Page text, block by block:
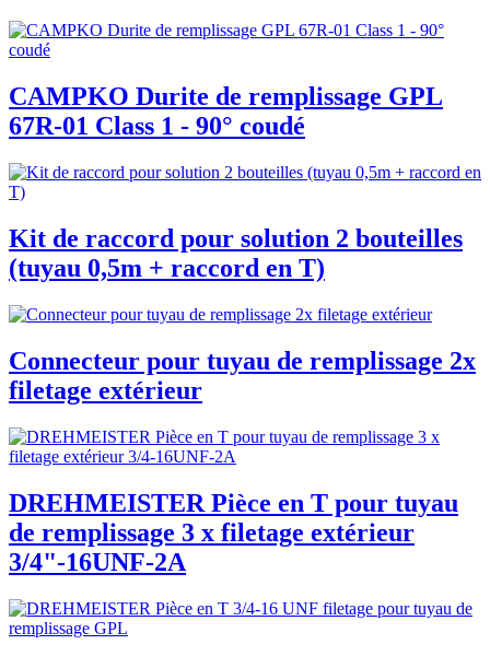
CAMPKO Durite de remplissage GPL
67R-01 Class 1 - 90° coudé
Kit de raccord pour solution 2 bouteilles
(tuyau 0,5m + raccord en T)
Connecteur pour tuyau de remplissage 2x
filetage extérieur
DREHMEISTER Pièce en T pour tuyau
de remplissage 3 x filetage extérieur
3/4"-16UNF-2A